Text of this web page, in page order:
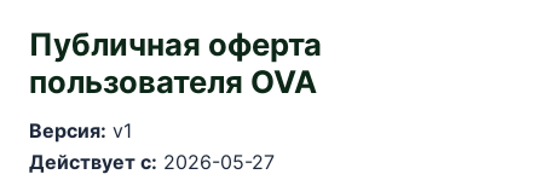
Публичная оферта
пользователя OVA
Версия: v1
Действует с: 2026-05-27